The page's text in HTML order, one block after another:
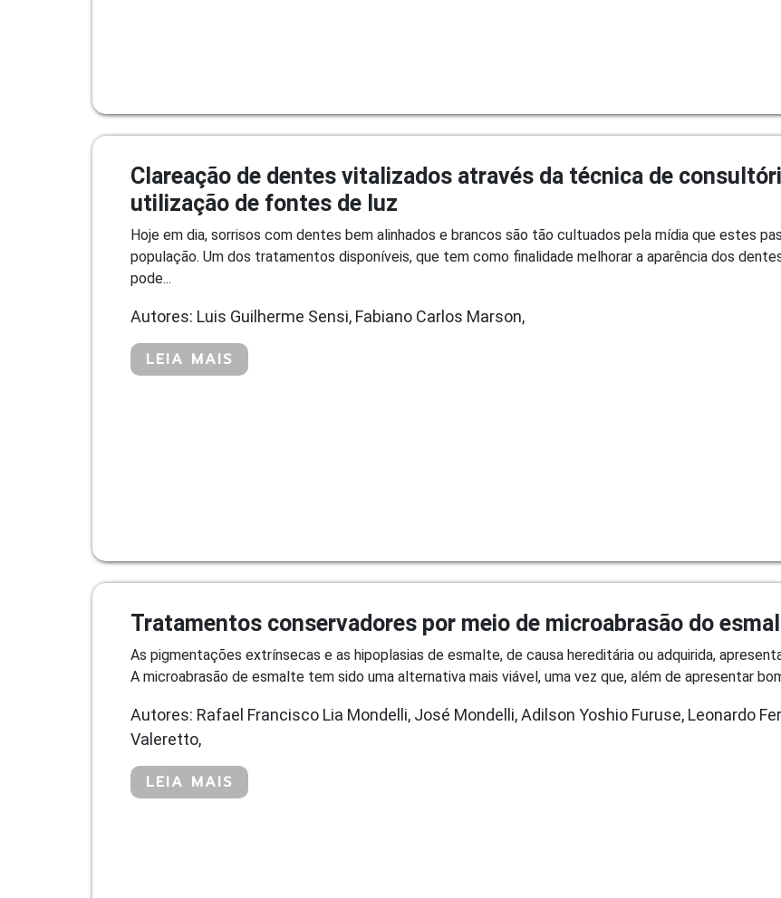
Clareação de dentes vitalizados através da técnica de
utilização de fontes de luz
Hoje em dia, sorrisos com dentes bem alinhados e brancos são tão cultuados pela mídia que estes
população. Um dos tratamentos disponíveis, que tem como finalidade melhorar a aparência dos
pode...
Autores: Luis Guilherme Sensi, Fabiano Carlos Marson,
LEIA MAIS
Tratamentos conservadores por meio de microabrasão do
As pigmentações extrínsecas e as hipoplasias de esmalte, de causa hereditária ou adquirida,
A microabrasão de esmalte tem sido uma alternativa mais viável, uma vez que, além de apresentar
Autores: Rafael Francisco Lia Mondelli, José Mondelli, Adilson Yoshio Furuse, Leonardo
Valeretto,
LEIA MAIS